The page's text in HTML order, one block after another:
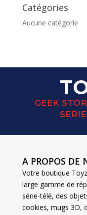
Catégories
Aucune catégorie
GEEK
A PROPOS DE
Votre boutique
large gamme de
série-télé, des
cookies, mugs 3D,